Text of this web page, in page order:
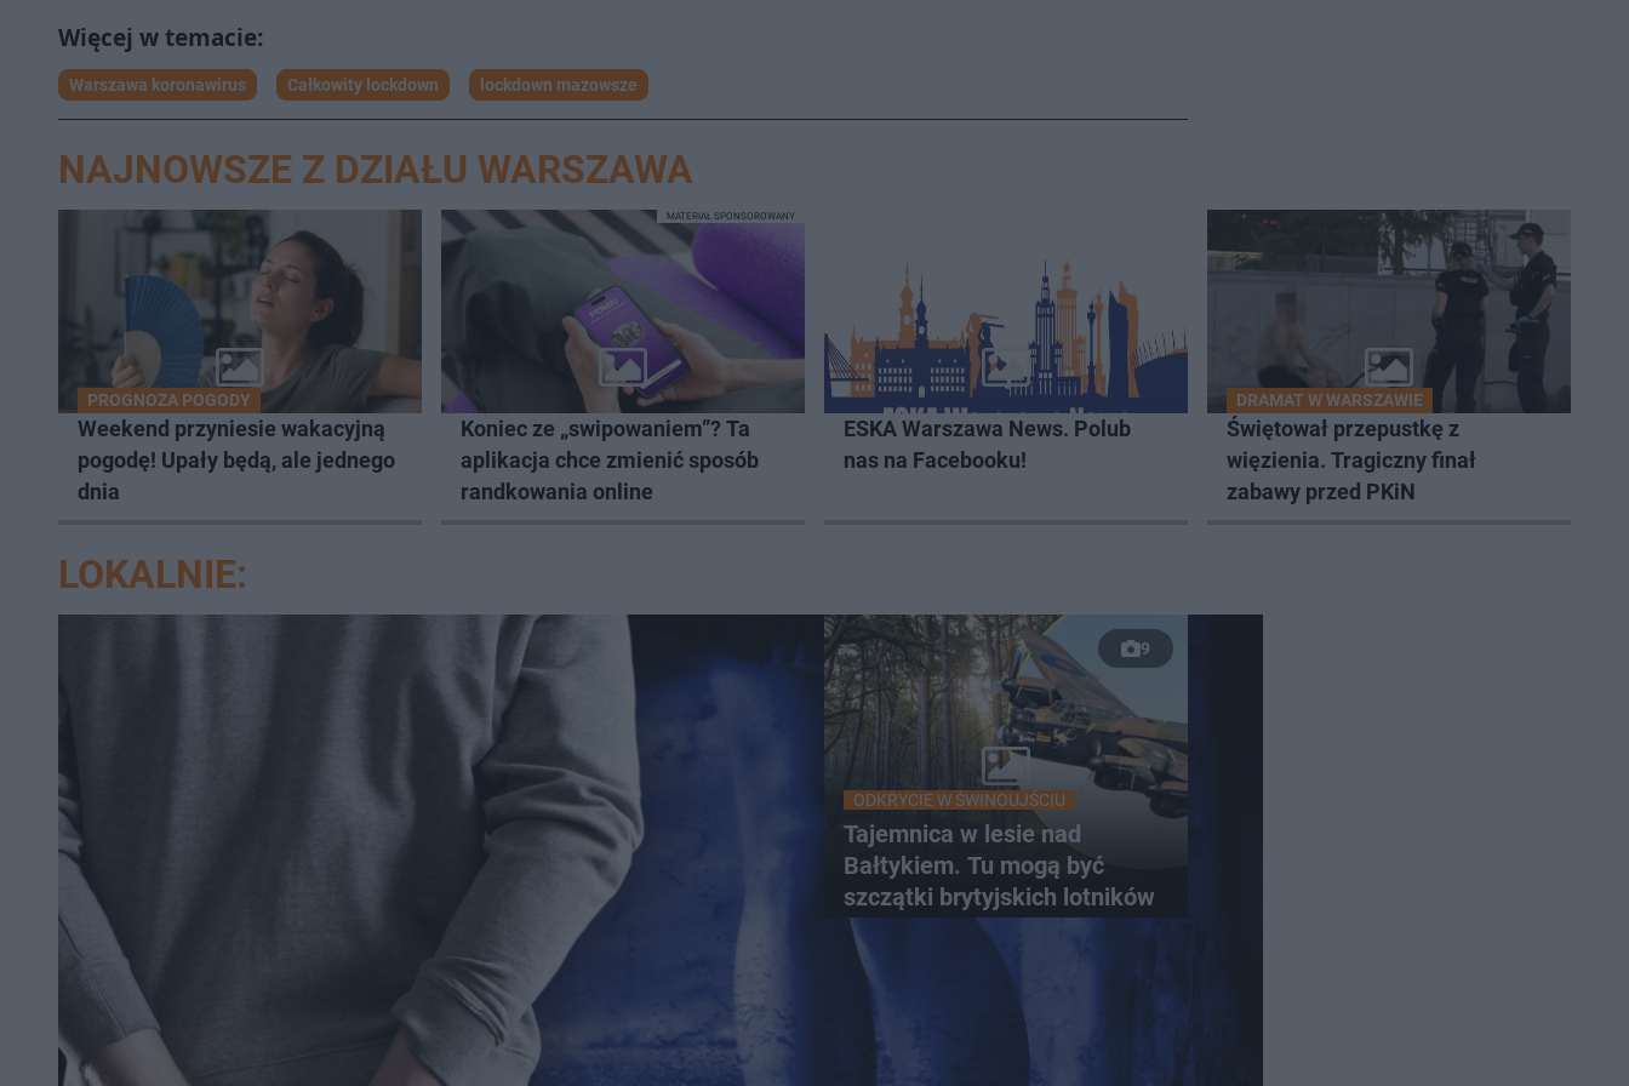
Warszawa koronawirus Całkowity lockdown lockdown mazowsze
NAJNOWSZE Z DZIAŁU WARSZAWA
PROGNOZA POGODY
Weekend przyniesie wakacyjną
pogodę! Upały będą, ale jednego
dnia
Koniec ze „swipowaniem”? Ta
aplikacja chce zmienić sposób
randkowania online
MATERIAŁ SPONSOROWANY
ESKA Warszawa News. Polub
nas na Facebooku!
DRAMAT W WARSZAWIE
Świętował przepustkę z
więzienia. Tragiczny finał
zabawy przed PKiN
LOKALNIE:
9
ODKRYCIE W ŚWINOUJŚCIU
Tajemnica w lesie nad
Bałtykiem. Tu mogą być
szczątki brytyjskich lotników